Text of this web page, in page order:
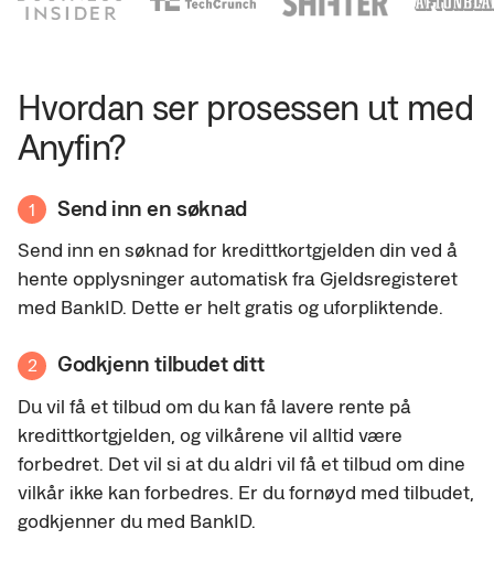
Hvordan ser prosessen ut med
Anyfin?
1 Send inn en søknad
Send inn en søknad for kredittkortgjelden din ved å
hente opplysninger automatisk fra Gjeldsregisteret
med BankID. Dette er helt gratis og uforpliktende.
2 Godkjenn tilbudet ditt
Du vil få et tilbud om du kan få lavere rente på
kredittkortgjelden, og vilkårene vil alltid være
forbedret. Det vil si at du aldri vil få et tilbud om dine
vilkår ikke kan forbedres. Er du fornøyd med tilbudet,
godkjenner du med BankID.